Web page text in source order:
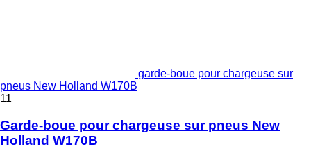
garde-boue pour chargeuse sur
pneus New Holland W170B
11
Garde-boue pour chargeuse sur pneus New
Holland W170B